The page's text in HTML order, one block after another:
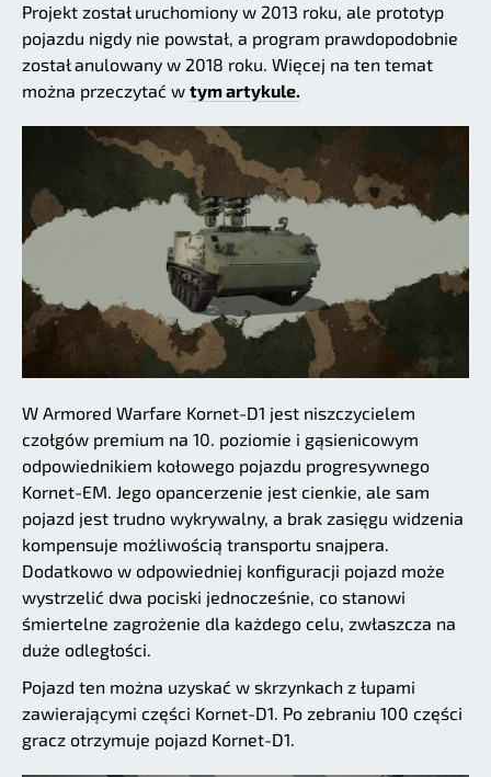
Projekt został uruchomiony w 2013 roku, ale prototyp
pojazdu nigdy nie powstał, a program prawdopodobnie
został anulowany w 2018 roku. Więcej na ten temat
można przeczytać w tym artykule.
W Armored Warfare Kornet-D1 jest niszczycielem
czołgów premium na 10. poziomie i gąsienicowym
odpowiednikiem kołowego pojazdu progresywnego
Kornet-EM. Jego opancerzenie jest cienkie, ale sam
pojazd jest trudno wykrywalny, a brak zasięgu widzenia
kompensuje możliwością transportu snajpera.
Dodatkowo w odpowiedniej konfiguracji pojazd może
wystrzelić dwa pociski jednocześnie, co stanowi
śmiertelne zagrożenie dla każdego celu, zwłaszcza na
duże odległości.
Pojazd ten można uzyskać w skrzynkach z łupami
zawierającymi części Kornet-D1. Po zebraniu 100 części
gracz otrzymuje pojazd Kornet-D1.